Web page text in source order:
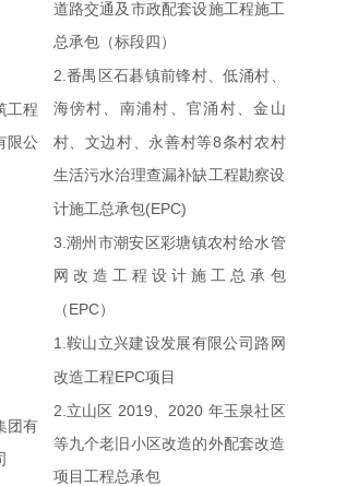
工程
限公
道路交通及市政配套设施工程施工
总承包（标段四）
2. 番禺区石碁镇前锋村、低涌村、
海傍村、南浦村、官涌村、金山
村、文边村、永善村等8条村农村
生活污水治理查漏补缺工程勘察设
计施工总承包(EPC)
3. 潮州市潮安区彩塘镇农村给水管
网改造工程设计施工总承包
（ EPC）
团有
1. 鞍山立兴建设发展有限公司路网
改造工程EPC项目
2. 立山区 2019、2020 年玉泉社区
等九个老旧小区改造的外配套改造
项目工程总承包